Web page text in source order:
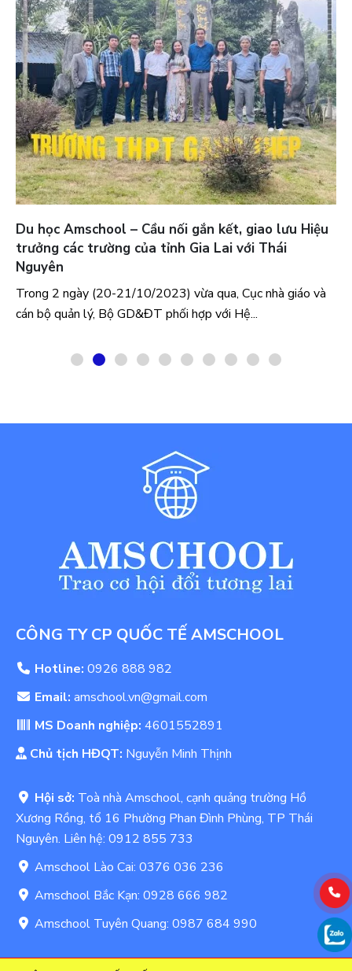
Du học Amschool – Cầu nối gắn kết, giao lưu Hiệu
trưởng các trường của tỉnh Gia Lai với Thái
Nguyên
Trong 2 ngày (20-21/10/2023) vừa qua, Cục nhà giáo và
cán bộ quản lý, Bộ GD&ĐT phối hợp với Hệ...
CÔNG TY CP QUỐC TẾ AMSCHOOL
Hotline: 0926 888 982
Email: amschool.vn@gmail.com
MS Doanh nghiệp: 4601552891
Chủ tịch HĐQT: Nguyễn Minh Thịnh
Hội sở: Toà nhà Amschool, cạnh quảng trường Hồ
Xương Rồng, tổ 16 Phường Phan Đình Phùng, TP Thái
Nguyên. Liên hệ: 0912 855 733
Amschool Lào Cai: 0376 036 236
Amschool Bắc Kạn: 0928 666 982
Amschool Tuyên Quang: 0987 684 990